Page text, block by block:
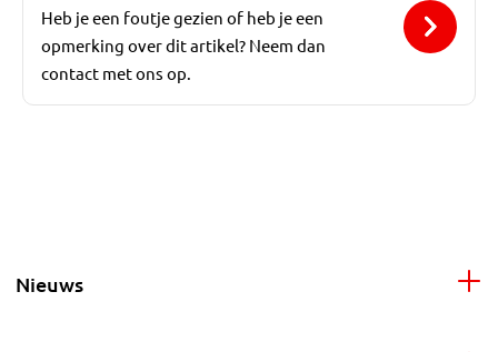
Heb je een foutje gezien of heb je een
opmerking over dit artikel? Neem dan
contact met ons op.
Nieuws